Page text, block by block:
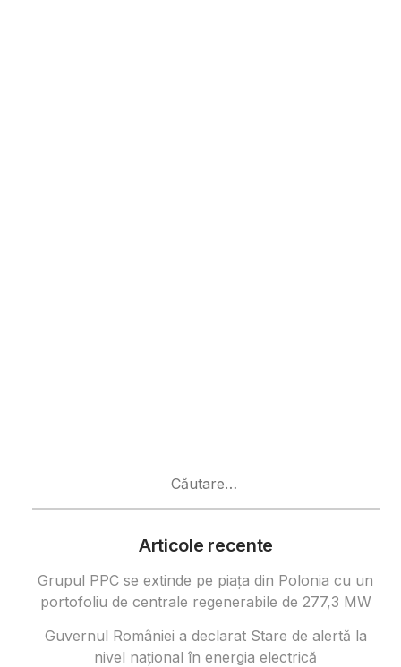
Articole recente
Grupul PPC se extinde pe piața din Polonia cu un
portofoliu de centrale regenerabile de 277,3 MW
Guvernul României a declarat Stare de alertă la
nivel național în energia electrică